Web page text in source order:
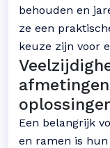
behouden en
ze een
keuze zijn voor
Een belangrijk
en ramen is